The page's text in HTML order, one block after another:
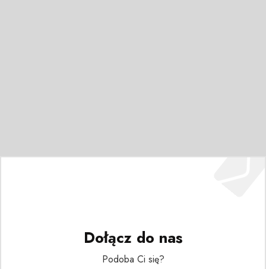
Dołącz do nas
Podoba Ci się?